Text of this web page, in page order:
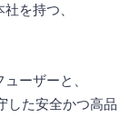
を持つ、
ーザーと、
した安全かつ高品